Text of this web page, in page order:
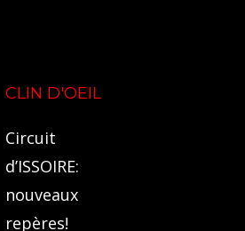
CLIN D'OEIL
Circuit
d’ISSOIRE:
nouveaux
repères!